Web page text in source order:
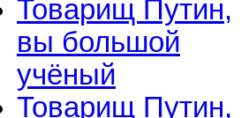
Товарищ Путин,
вы большой
учёный
Товарищ Путин,